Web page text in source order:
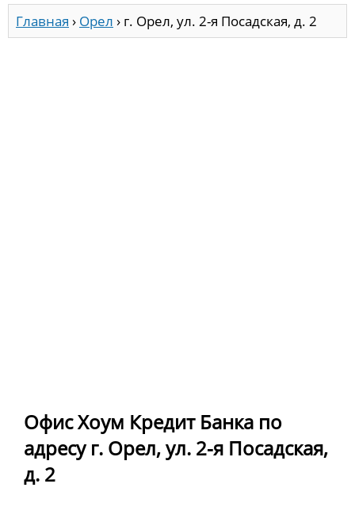
Главная › Орел › г. Орел, ул. 2-я Посадская, д. 2
Офис Хоум Кредит Банка по
адресу г. Орел, ул. 2-я Посадская,
д. 2